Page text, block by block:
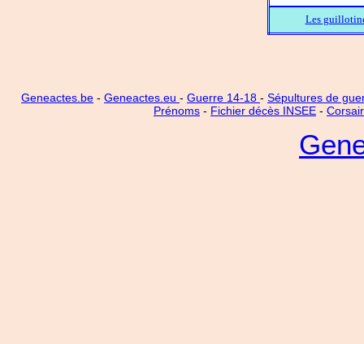
Les
Geneactes.be - Geneactes.eu - Guerre 14-18 - Sépultures de
Prénoms - Fichier décès INSEE -